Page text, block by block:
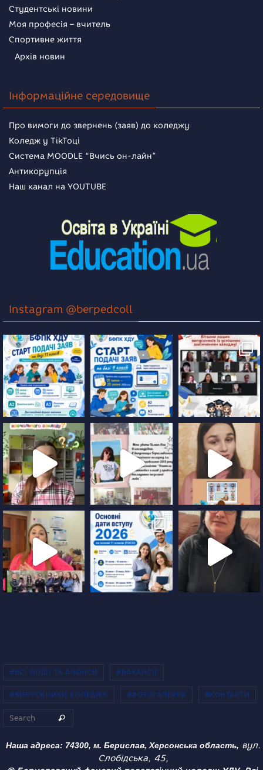
Студентські новини
Моя професія – вчитель
Спортивне життя
Архів новин
Інформаційне середовище
Про вимоги до звернень (заяв) до коледжу
Коледж у TikToці
Система MOODLE “Вчись он-лайн”
Антикорупція
Наш канал на YOUTUBE
Instagram @berpedcoll
#ВСІ ПОДІЇ ТА АНОНСИ #ВАКАНСІЇ
#ВИПУСКНИКИ КОЛЕДЖУ #ФОТОГАЛЕРЕЯ #КОНТАКТИ
Search
Наша адреса: 74300, м. Берислав, Херсонська область, вул.
Слобідська, 45,